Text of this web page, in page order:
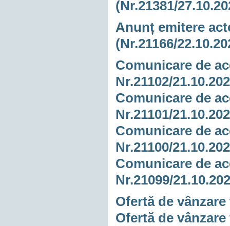
(Nr.21381/
Anunț emitere
(Nr.21166/
Comunicare de
Nr.21102/
Comunicare de
Nr.21101/
Comunicare de
Nr.21100/
Comunicare de
Nr.21099/
Ofertă de
Ofertă de